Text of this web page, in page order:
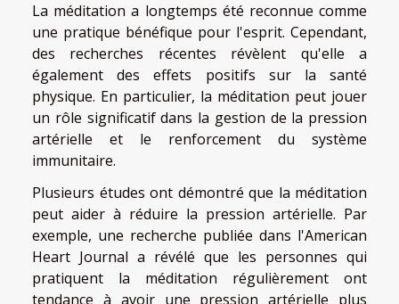
La méditation a longtemps été reconnue comme
une pratique bénéfique pour l'esprit. Cependant,
des recherches récentes révèlent qu'elle a
également des effets positifs sur la santé
physique. En particulier, la méditation peut jouer
un rôle significatif dans la gestion de la pression
artérielle et le renforcement du système
immunitaire.
Plusieurs études ont démontré que la méditation
peut aider à réduire la pression artérielle. Par
exemple, une recherche publiée dans l'American
Heart Journal a révélé que les personnes qui
pratiquent la méditation régulièrement ont
tendance à avoir une pression artérielle plus